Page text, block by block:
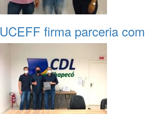
UCEFF firma parceria com